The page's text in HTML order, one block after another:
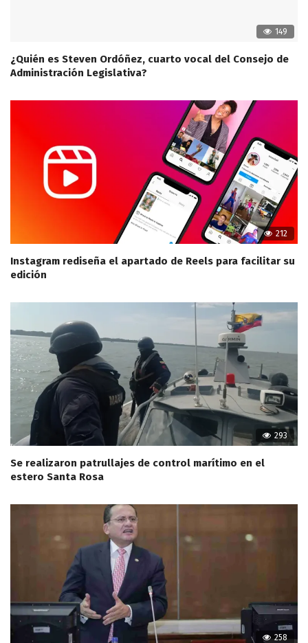
149
¿Quién es Steven Ordóñez, cuarto vocal del Consejo de
Administración Legislativa?
212
Instagram rediseña el apartado de Reels para facilitar su
edición
293
Se realizaron patrullajes de control marítimo en el
estero Santa Rosa
258